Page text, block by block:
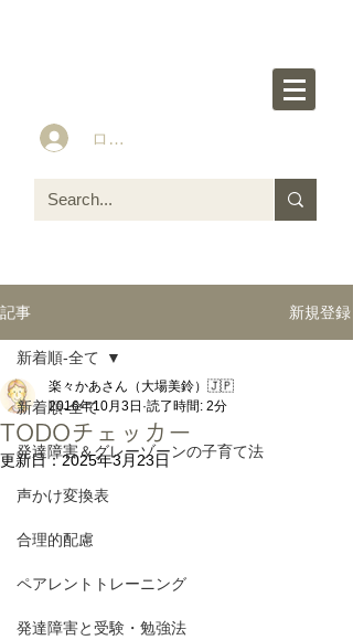
ログイン
記事 新規登録
新着順-全て
発達障害＆グレーゾーンの子育て法
声かけ変換表
合理的配慮
ペアレントトレーニング
発達障害と受験・勉強法
新着順-全て
TODOチェッカー
楽々かあさん（大場美鈴）🇯🇵
2016年10月3日 読了時間: 2分
更新日：2025年3月23日